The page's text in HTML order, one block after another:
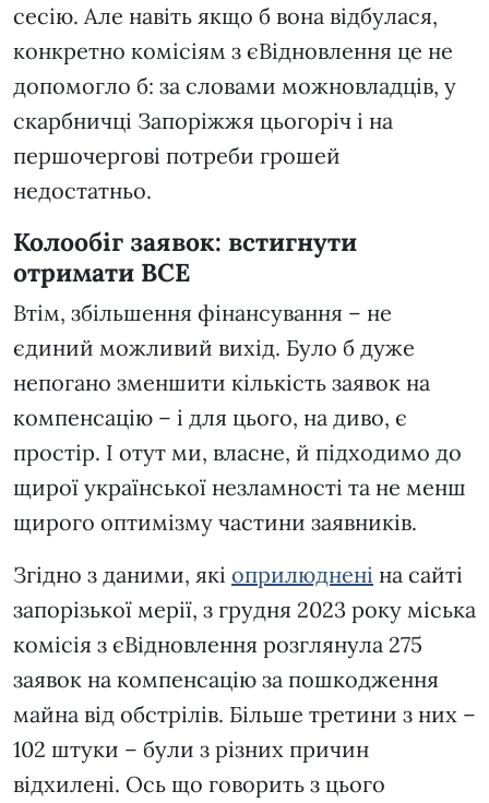
сесію. Але навіть якщо б вона відбулася,
конкретно комісіям з єВідновлення це не
допомогло б: за словами можновладців, у
скарбничці Запоріжжя цьогоріч і на
першочергові потреби грошей
недостатньо.
Колообіг заявок: встигнути
отримати ВСЕ
Втім, збільшення фінансування – не
єдиний можливий вихід. Було б дуже
непогано зменшити кількість заявок на
компенсацію – і для цього, на диво, є
простір. І отут ми, власне, й підходимо до
щирої української незламності та не менш
щирого оптимізму частини заявників.
Згідно з даними, які оприлюднені на сайті
запорізької мерії, з грудня 2023 року міська
комісія з єВідновлення розглянула 275
заявок на компенсацію за пошкодження
майна від обстрілів. Більше третини з них –
102 штуки – були з різних причин
відхилені. Ось що говорить з цього